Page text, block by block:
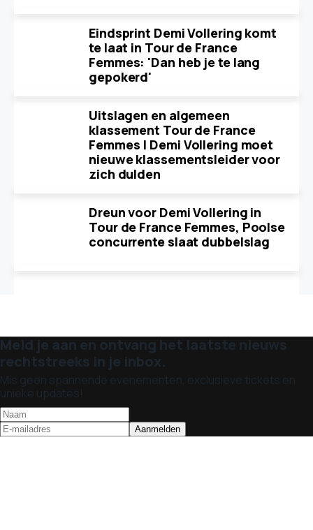
Eindsprint Demi Vollering komt
te laat in Tour de France
Femmes: 'Dan heb je te lang
gepokerd'
Uitslagen en algemeen
klassement Tour de France
Femmes | Demi Vollering moet
nieuwe klassementsleider voor
zich dulden
Dreun voor Demi Vollering in
Tour de France Femmes, Poolse
concurrente slaat dubbelslag
Meld je aan en ontvang het laatste nieuws
rechtstreeks in je inbox.
Mis geen spannende evenementen, exclusieve tickets en
unieke updates!